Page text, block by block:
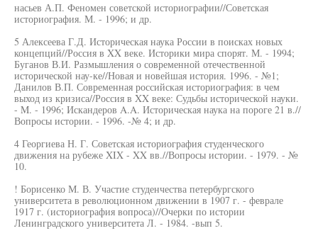
насьев А.П. Феномен советской историографии//Советская
историография. М. - 1996; и др.
5 Алексеева Г.Д. Историческая наука России в поисках новых
концепций//Россия в XX веке. Историки мира спорят. М. - 1994;
Буганов В.И. Размышления о современной отечественной
исторической нау-ке//Новая и новейшая история. 1996. - №1;
Данилов В.П. Современная российская историография: в чем
выход из кризиса//Россия в XX веке: Судьбы исторической науки.
- M. - 1996; Искандеров A.A. Историческая наука на пороге 21 в.//
Вопросы истории. - 1996. -№ 4; и др.
4 Георгиева Н. Г. Советская историография студенческого
движения на рубеже XIX - XX вв.//Вопросы истории. - 1979. - №
10.
! Борисенко М. В. Участие студенчества петербургского
университета в революционном движении в 1907 г. - феврале
1917 г. (историография вопроса)//Очерки по истории
Ленинградского университета Л. - 1984. -вып 5.